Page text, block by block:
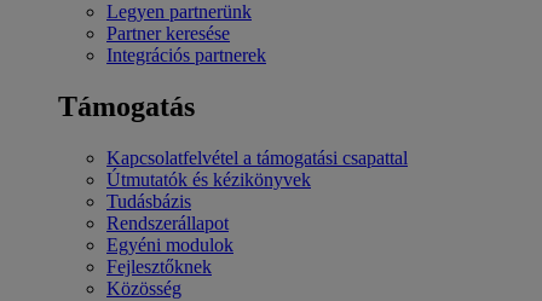
Legyen partnerünk
Partner keresése
Integrációs partnerek
Támogatás
Kapcsolatfelvétel a támogatási csapattal
Útmutatók és kézikönyvek
Tudásbázis
Rendszerállapot
Egyéni modulok
Fejlesztőknek
Közösség